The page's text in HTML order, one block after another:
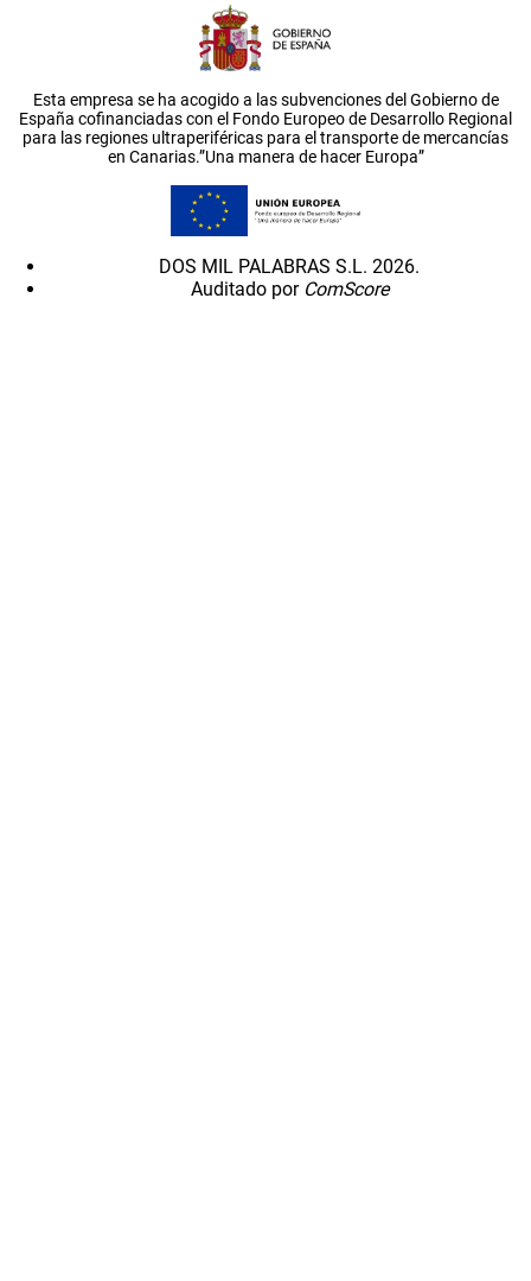
Esta empresa se ha acogido a las subvenciones del Gobierno de
España cofinanciadas con el Fondo Europeo de Desarrollo Regional
para las regiones ultraperiféricas para el transporte de mercancías
en Canarias.”Una manera de hacer Europa”
DOS MIL PALABRAS S.L. 2026.
Auditado por ComScore